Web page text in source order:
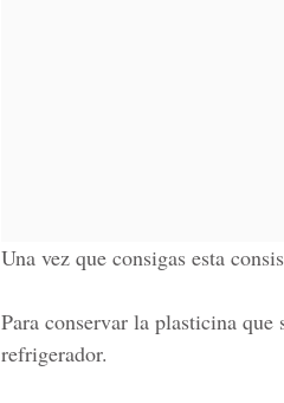
Una vez que consigas esta
Para conservar la plasticina
refrigerador.